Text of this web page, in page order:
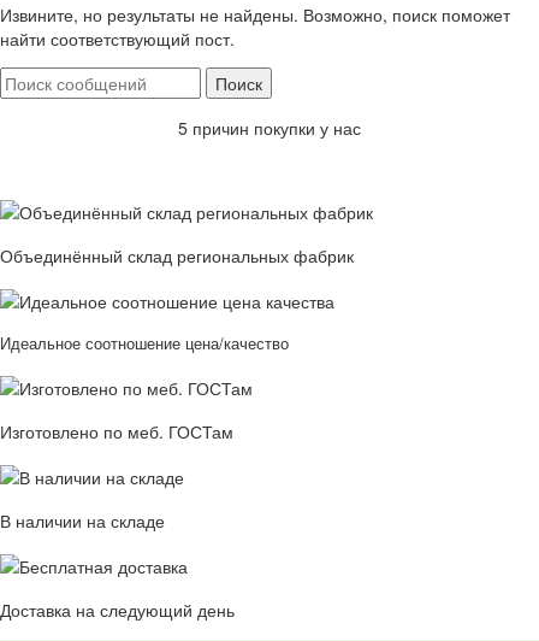
Извините, но результаты не найдены. Возможно, поиск поможет
найти соответствующий пост.
Поиск
5 причин покупки у нас
Объединённый склад региональных фабрик
Идеальное соотношение цена/качество
Изготовлено по меб. ГОСТам
В наличии на складе
Доставка на следующий день